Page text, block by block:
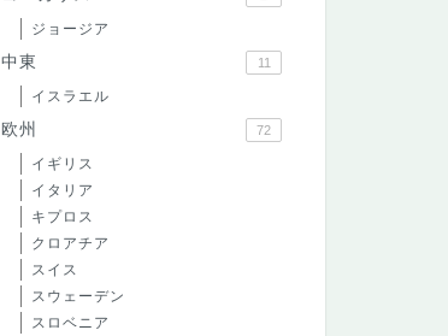
ジョージア
中東 11
イスラエル
欧州 72
イギリス
イタリア
キプロス
クロアチア
スイス
スウェーデン
スロベニア